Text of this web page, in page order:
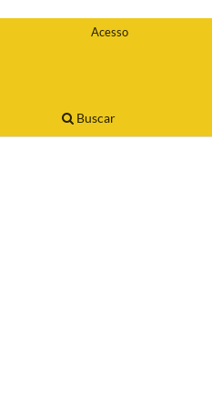
Buscar
Acesso